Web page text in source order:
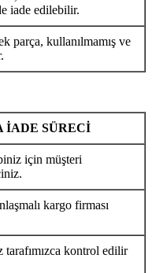
iade edilebilir.
parça, kullanılmamış ve
İADE SÜRECİ
için müşteri
kargo firması
kontrol edilir